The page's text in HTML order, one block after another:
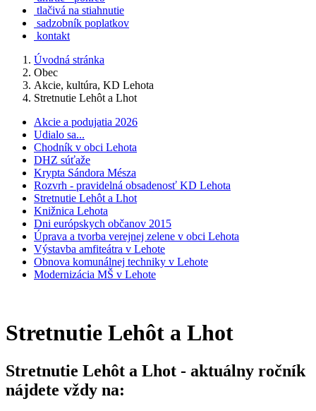
tlačivá na stiahnutie
sadzobník poplatkov
kontakt
Úvodná stránka
Obec
Akcie, kultúra, KD Lehota
Stretnutie Lehôt a Lhot
Akcie a podujatia 2026
Udialo sa...
Chodník v obci Lehota
DHZ súťaže
Krypta Sándora Mésza
Rozvrh - pravidelná obsadenosť KD Lehota
Stretnutie Lehôt a Lhot
Knižnica Lehota
Dni európskych občanov 2015
Úprava a tvorba verejnej zelene v obci Lehota
Výstavba amfiteátra v Lehote
Obnova komunálnej techniky v Lehote
Modernizácia MŠ v Lehote
Stretnutie Lehôt a Lhot
Stretnutie Lehôt a Lhot - aktuálny ročník
nájdete vždy na: